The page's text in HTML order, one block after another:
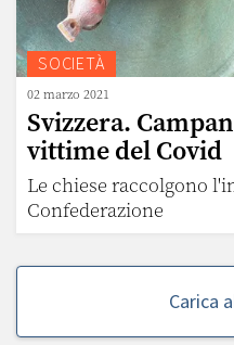
SOCIETÀ
02 marzo 2021
Svizzera.
vittime del Covid
Le chiese raccolgono
Confederazione
Carica